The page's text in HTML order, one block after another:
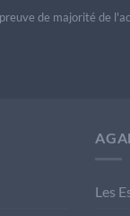
de majorité de
Les